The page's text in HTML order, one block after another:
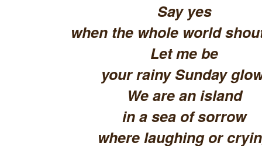
Say yes
when the whole world
Let me be
your rainy Sunday
We are an island
in a sea of sorrow
where laughing or